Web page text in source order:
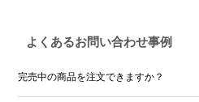
よくあるお問い合わせ事例
完売中の商品を注文できますか？